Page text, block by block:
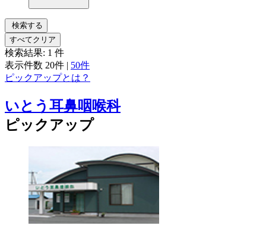
検索する
すべてクリア
検索結果: 1 件
表示件数 20件 | 50件
ピックアップとは？
いとう耳鼻咽喉科
ピックアップ